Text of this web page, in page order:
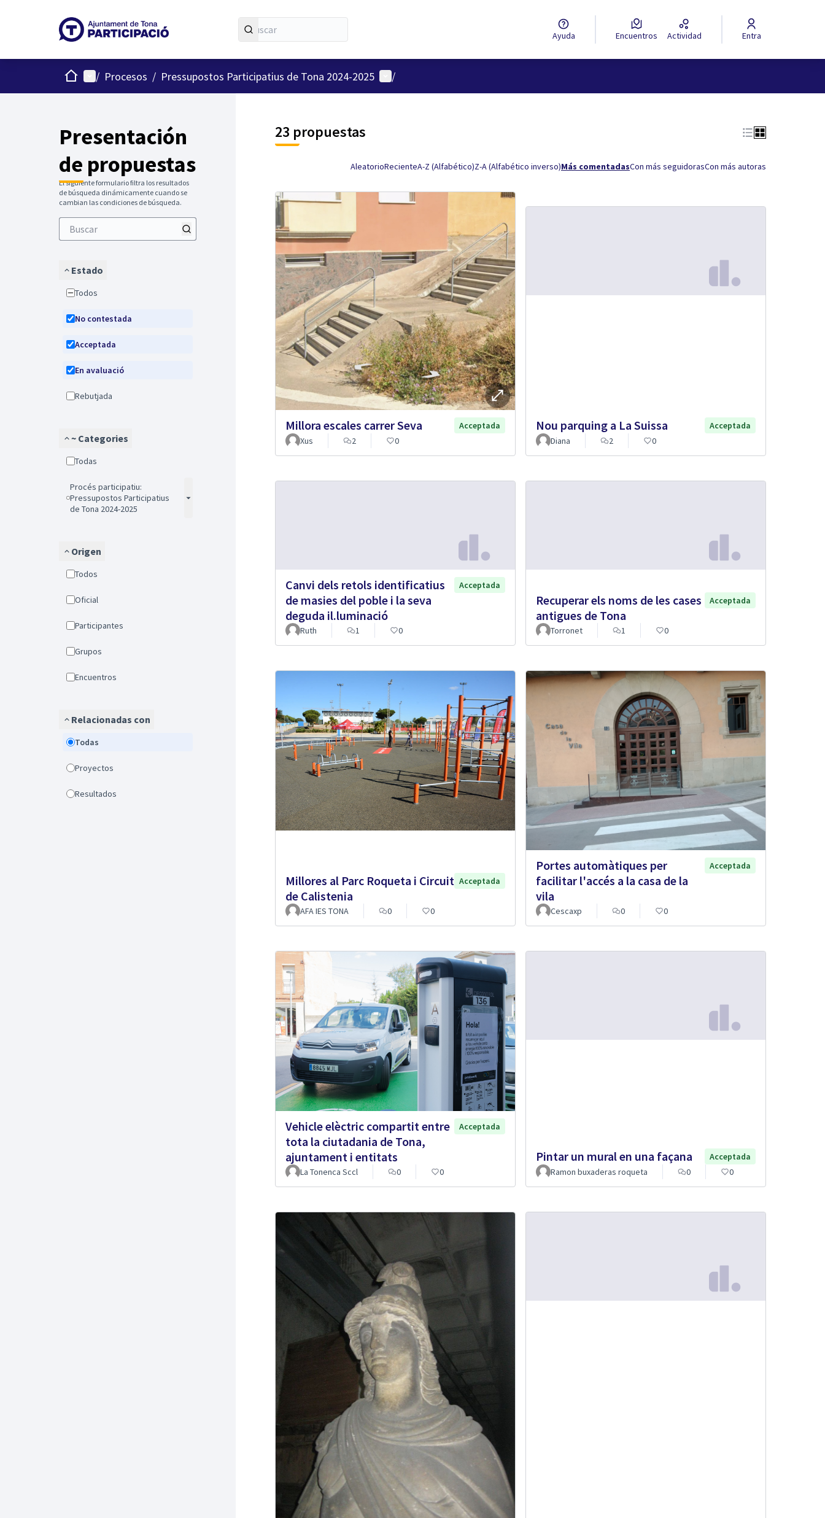
Ayuda Encuentros Actividad Entra
InicioMenú principal
/ Procesos / Pressupostos Participatius de Tona 2024-2025 Menú de usuario
/
Presentación
de propuestas
El siguiente formulario filtra los resultados
de búsqueda dinámicamente cuando se
cambian las condiciones de búsqueda.
Estado
Todos
No contestada
Acceptada
En avaluació
Rebutjada
~ Categories
Todas
Procés participatiu:
Pressupostos Participatius
de Tona 2024-2025
Origen
Todos
Oficial
Participantes
Grupos
Encuentros
Relacionadas con
Todas
Proyectos
Resultados
23 propuestas
AleatorioRecienteA-Z (Alfabético)Z-A (Alfabético inverso)Más comentadasCon más seguidorasCon más autoras
Millora escales carrer Seva
Acceptada
Xus
2 0
Nou parquing a La Suissa
Acceptada
Diana
2 0
Canvi dels retols identificatius
de masies del poble i la seva
deguda il.luminació
Acceptada
Ruth 1 0
Recuperar els noms de les cases
antigues de Tona
Acceptada
Torronet 1 0
Millores al Parc Roqueta i Circuit
de Calistenia
Acceptada
AFA IES TONA 0 0
Portes automàtiques per
facilitar l'accés a la casa de la
vila
Acceptada
Cescaxp 0 0
Vehicle elèctric compartit entre
tota la ciutadania de Tona,
ajuntament i entitats
Acceptada
La Tonenca Sccl 0 0
Pintar un mural en una façana
Acceptada
Ramon buxaderas roqueta
0 0